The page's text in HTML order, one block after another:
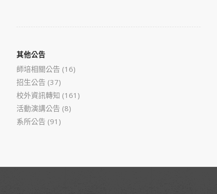
其他公告
師培相關公告 (16)
招生公告 (37)
校外資訊轉知 (161)
活動演講公告 (8)
系所公告 (91)